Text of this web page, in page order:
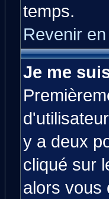
temps.
Revenir
Je me
y a deux
cliqué sur
alors vous